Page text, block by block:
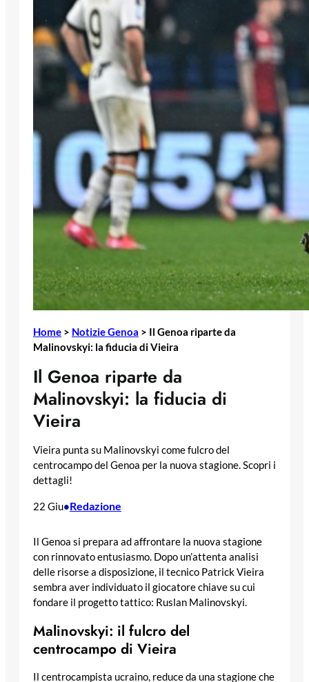
Home > Notizie Genoa > Il Genoa riparte da
Malinovskyi: la fiducia di Vieira
Il Genoa riparte da
Malinovskyi: la fiducia di
Vieira
Vieira punta su Malinovskyi come fulcro del
centrocampo del Genoa per la nuova stagione. Scopri i
dettagli!
22 Giu•Redazione
Il Genoa si prepara ad affrontare la nuova stagione
con rinnovato entusiasmo. Dopo un’attenta analisi
delle risorse a disposizione, il tecnico Patrick Vieira
sembra aver individuato il giocatore chiave su cui
fondare il progetto tattico: Ruslan Malinovskyi.
Malinovskyi: il fulcro del
centrocampo di Vieira
Il centrocampista ucraino, reduce da una stagione che